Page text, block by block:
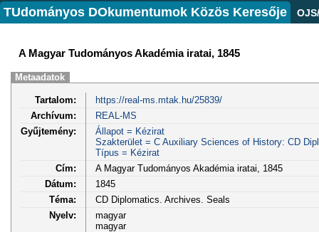
TUdományos DOkumentumok Közös Keresője
A Magyar Tudományos Akadémia iratai, 1845
Metaadatok
Tartalom:
https://real-ms.mtak.hu/25839/
Archívum:
REAL-MS
Gyűjtemény:
Állapot = Kézirat
Szakterület = C Auxiliary Sciences of History: CD
Típus = Kézirat
Cím:
A Magyar Tudományos Akadémia iratai, 1845
Dátum:
1845
Téma:
CD Diplomatics. Archives. Seals
Nyelv:
magyar
magyar